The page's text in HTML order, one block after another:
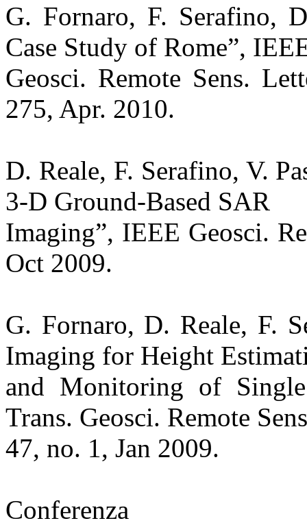
G. Fornaro, F. Serafino,
Case Study of Rome”,
Geosci. Remote Sens.
275, Apr. 2010.
D. Reale, F. Serafino, V.
3-D Ground-Based SAR
Imaging”, IEEE Geosci.
Oct 2009.
G. Fornaro, D. Reale, F.
Imaging for Height
and Monitoring of
Trans. Geosci. Remote
47, no. 1, Jan 2009.
Conferenza